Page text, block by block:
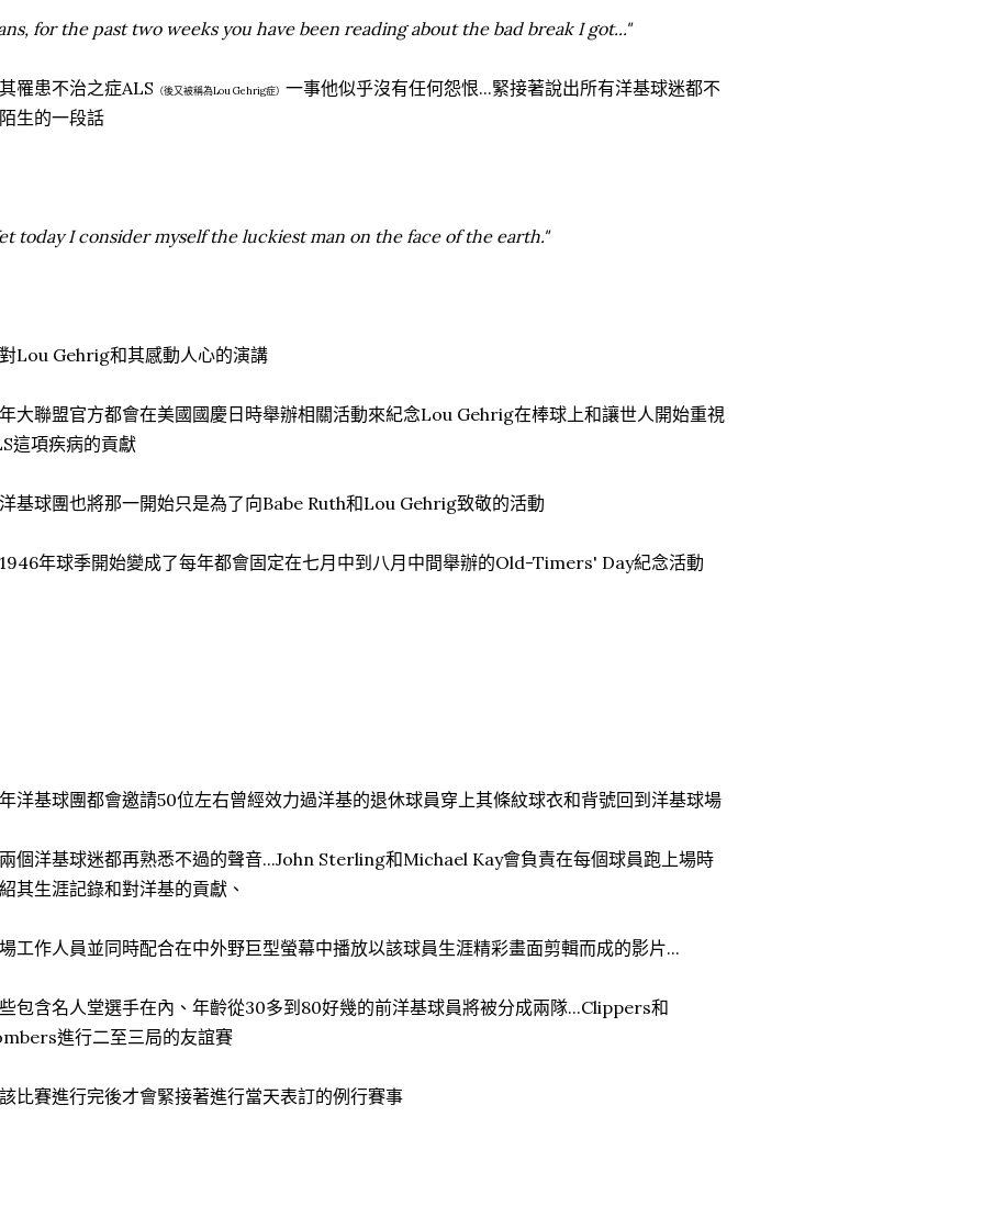
for the past two weeks you have been reading about the bad break I got..."
罹患不治之症ALS （後又被稱為Lou Gehrig症） 一事他似乎沒有任何怨恨...緊接著說出所有洋基球迷都不
生的一段話
today I consider myself the luckiest man on the face of the earth."
Lou Gehrig和其感動人心的演講
大聯盟官方都會在美國國慶日時舉辦相關活動來紀念Lou Gehrig在棒球上和讓世人開始重視
這項疾病的貢獻
基球團也將那一開始只是為了向Babe Ruth和Lou Gehrig致敬的活動
年球季開始變成了每年都會固定在七月中到八月中間舉辦的Old-Timers' Day紀念活動
洋基球團都會邀請50位左右曾經效力過洋基的退休球員穿上其條紋球衣和背號回到洋基球場
個洋基球迷都再熟悉不過的聲音...John Sterling和Michael Kay會負責在每個球員跑上場時
其生涯記錄和對洋基的貢獻、
工作人員並同時配合在中外野巨型螢幕中播放以該球員生涯精彩畫面剪輯而成的影片...
包含名人堂選手在內、年齡從30多到80好幾的前洋基球員將被分成兩隊...Clippers和
進行二至三局的友誼賽
比賽進行完後才會緊接著進行當天表訂的例行賽事